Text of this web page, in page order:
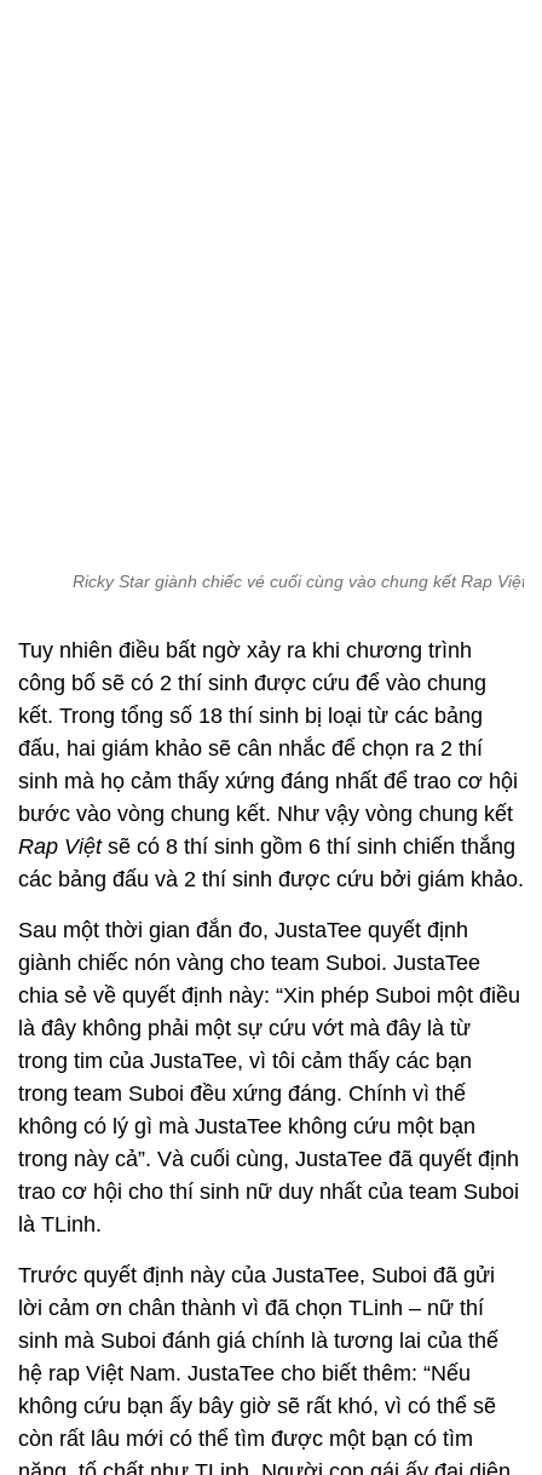
Ricky Star giành chiếc vé cuối cùng vào chung kết Rap Việt.
Tuy nhiên điều bất ngờ xảy ra khi chương trình
công bố sẽ có 2 thí sinh được cứu để vào chung
kết. Trong tổng số 18 thí sinh bị loại từ các bảng
đấu, hai giám khảo sẽ cân nhắc để chọn ra 2 thí
sinh mà họ cảm thấy xứng đáng nhất để trao cơ hội
bước vào vòng chung kết. Như vậy vòng chung kết
Rap Việtsẽ có 8 thí sinh gồm 6 thí sinh chiến thắng
các bảng đấu và 2 thí sinh được cứu bởi giám khảo.
Sau một thời gian đắn đo, JustaTee quyết định
giành chiếc nón vàng cho team Suboi. JustaTee
chia sẻ về quyết định này: “Xin phép Suboi một điều
là đây không phải một sự cứu vớt mà đây là từ
trong tim của JustaTee, vì tôi cảm thấy các bạn
trong team Suboi đều xứng đáng. Chính vì thế
không có lý gì mà JustaTee không cứu một bạn
trong này cả”. Và cuối cùng, JustaTee đã quyết định
trao cơ hội cho thí sinh nữ duy nhất của team Suboi
là TLinh.
Trước quyết định này của JustaTee, Suboi đã gửi
lời cảm ơn chân thành vì đã chọn TLinh – nữ thí
sinh mà Suboi đánh giá chính là tương lai của thế
hệ rap Việt Nam. JustaTee cho biết thêm: “Nếu
không cứu bạn ấy bây giờ sẽ rất khó, vì có thể sẽ
còn rất lâu mới có thể tìm được một bạn có tìm